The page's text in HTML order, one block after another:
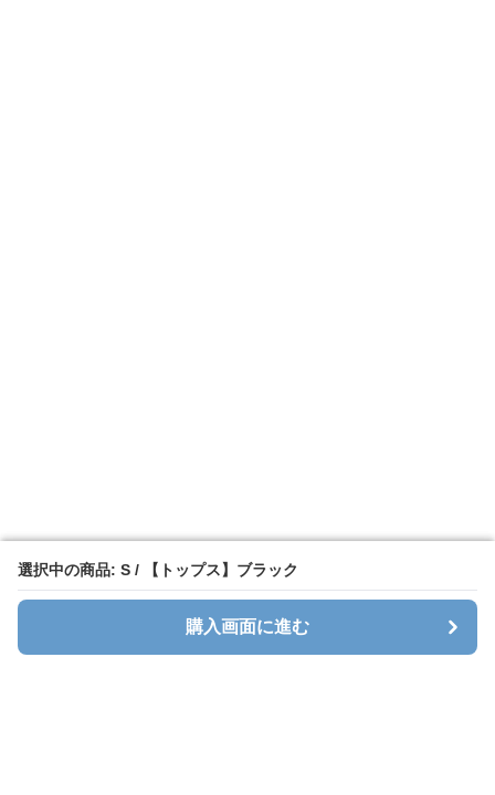
選択中の商品: S / 【トップス】ブラック
購入画面に進む
選択中の商品: S / 【トップス】ブラック
購入画面に進む